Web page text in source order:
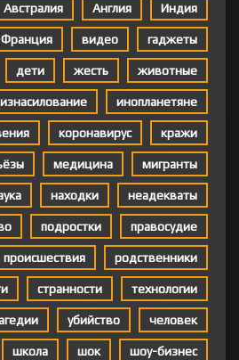
Австралия Англия Индия
Франция видео гаджеты
дети жесть животные
изнасилование инопланетяне
коронавирус кражи
медицина мигранты
находки неадекваты
подростки правосудие
происшествия родственники
странности технологии
убийство человек
школа шок шоу-бизнес